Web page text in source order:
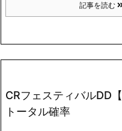
記事を読む
CRフェスティバルDD
トータル確率